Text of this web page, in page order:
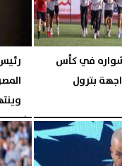
في كأس
بترول
05:30 مـ الأربعاء، 5 أغسطس 2026